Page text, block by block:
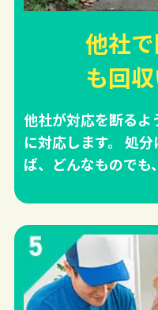
他社
も回収
他社が対応を断る
に対応します。 処
ば、どんなものでも